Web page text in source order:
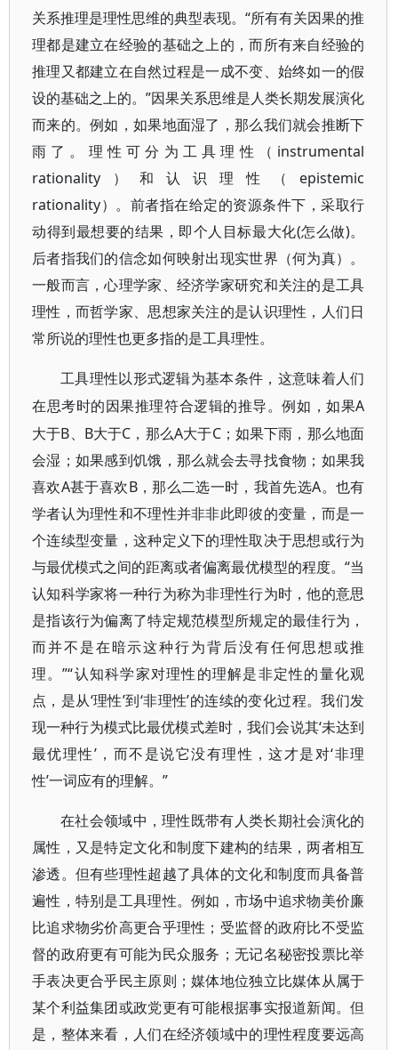
关系推理是理性思维的典型表现。“所有有关因果的推
理都是建立在经验的基础之上的，而所有来自经验的
推理又都建立在自然过程是一成不变、始终如一的假
设的基础之上的。”因果关系思维是人类长期发展演化
而来的。例如，如果地面湿了，那么我们就会推断下
雨了。理性可分为工具理性（instrumental
rationality）和认识理性（epistemic
rationality）。前者指在给定的资源条件下，采取行
动得到最想要的结果，即个人目标最大化(怎么做)。
后者指我们的信念如何映射出现实世界（何为真）。
一般而言，心理学家、经济学家研究和关注的是工具
理性，而哲学家、思想家关注的是认识理性，人们日
常所说的理性也更多指的是工具理性。
工具理性以形式逻辑为基本条件，这意味着人们
在思考时的因果推理符合逻辑的推导。例如，如果A
大于B、B大于C，那么A大于C；如果下雨，那么地面
会湿；如果感到饥饿，那么就会去寻找食物；如果我
喜欢A甚于喜欢B，那么二选一时，我首先选A。也有
学者认为理性和不理性并非非此即彼的变量，而是一
个连续型变量，这种定义下的理性取决于思想或行为
与最优模式之间的距离或者偏离最优模型的程度。“当
认知科学家将一种行为称为非理性行为时，他的意思
是指该行为偏离了特定规范模型所规定的最佳行为，
而并不是在暗示这种行为背后没有任何思想或推
理。”“认知科学家对理性的理解是非定性的量化观
点，是从‘理性’到‘非理性’的连续的变化过程。我们发
现一种行为模式比最优模式差时，我们会说其‘未达到
最优理性’，而不是说它没有理性，这才是对‘非理
性’一词应有的理解。”
在社会领域中，理性既带有人类长期社会演化的
属性，又是特定文化和制度下建构的结果，两者相互
渗透。但有些理性超越了具体的文化和制度而具备普
遍性，特别是工具理性。例如，市场中追求物美价廉
比追求物劣价高更合乎理性；受监督的政府比不受监
督的政府更有可能为民众服务；无记名秘密投票比举
手表决更合乎民主原则；媒体地位独立比媒体从属于
某个利益集团或政党更有可能根据事实报道新闻。但
是，整体来看，人们在经济领域中的理性程度要远高